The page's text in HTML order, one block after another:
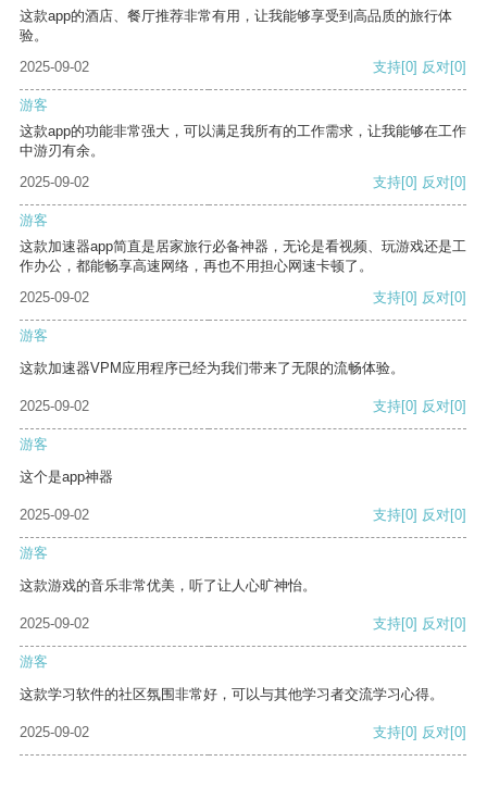
这款app的酒店、餐厅推荐非常有用，让我能够享受到高品质的旅行体
验。
2025-09-02
支持[0] 反对[0]
游客
这款app的功能非常强大，可以满足我所有的工作需求，让我能够在工作
中游刃有余。
2025-09-02
支持[0] 反对[0]
游客
这款加速器app简直是居家旅行必备神器，无论是看视频、玩游戏还是工
作办公，都能畅享高速网络，再也不用担心网速卡顿了。
2025-09-02
支持[0] 反对[0]
游客
这款加速器VPM应用程序已经为我们带来了无限的流畅体验。
2025-09-02 支持[0] 反对[0]
游客
这个是app神器
2025-09-02 支持[0] 反对[0]
游客
这款游戏的音乐非常优美，听了让人心旷神怡。
2025-09-02 支持[0] 反对[0]
游客
这款学习软件的社区氛围非常好，可以与其他学习者交流学习心得。
2025-09-02 支持[0] 反对[0]